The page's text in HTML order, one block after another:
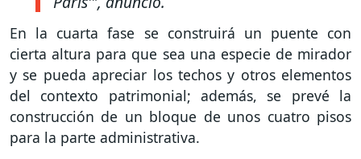
En la cuarta fase se construirá un puente con
cierta altura para que sea una especie de mirador
y se pueda apreciar los techos y otros elementos
del contexto patrimonial; además, se prevé la
construcción de un bloque de unos cuatro pisos
para la parte administrativa.